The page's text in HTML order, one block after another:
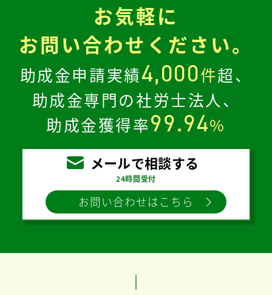
お気軽に
お問い合わせください。
助成金申請実績4,000件超、
助成金専門の社労士法人、
助成金獲得率99.94%
メールで相談する
24時間受付
お問い合わせはこちら